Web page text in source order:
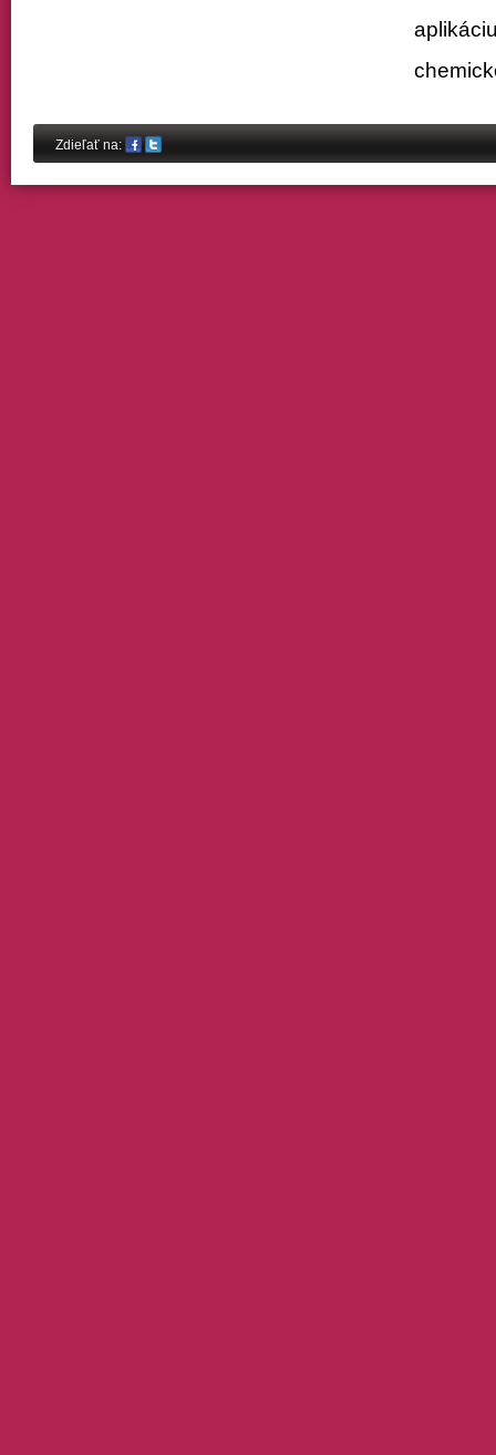
Zdieľať na: Share on Facebook